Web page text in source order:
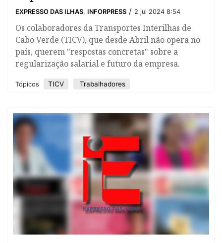
EXPRESSO DAS ILHAS, INFORPRESS / 2 jul 2024 8:54
Os colaboradores da Transportes Interilhas de
Cabo Verde (TICV), que desde Abril não opera no
país, querem "respostas concretas" sobre a
regularização salarial e futuro da empresa.
Tópicos TICV Trabalhadores